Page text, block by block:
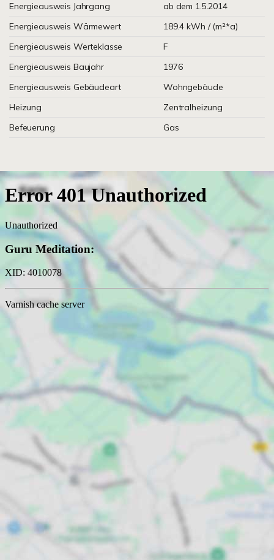
Energieausweis Jahrgang
ab dem 1.5.2014
Energieausweis Wärmewert
189.4 kWh / (m²*a)
Energieausweis Werteklasse
F
Energieausweis Baujahr
1976
Energieausweis Gebäudeart
Wohngebäude
Heizung
Zentralheizung
Befeuerung
Gas